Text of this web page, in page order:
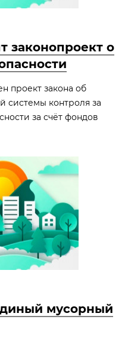
законопроект о
проект закона об
системы контроля за
за счёт фондов
мусорный